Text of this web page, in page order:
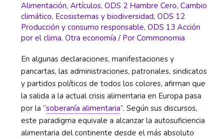
Alimentación, Artículos, ODS 2 Hambre Cero, Cambio
climático, Ecosistemas y biodiversidad, ODS 12
Producción y consumo responsable, ODS 13 Acción
por el clima, Otra economía / Por Commonomia
En algunas declaraciones, manifestaciones y
pancartas, las administraciones, patronales, sindicatos
y partidos políticos de todos los colores, afirman que
la salida a la actual crisis alimentaria en Europa pasa
por la “soberanía alimentaria”. Según sus discursos,
este paradigma equivale a alcanzar la autosuficiencia
alimentaria del continente desde el más absoluto